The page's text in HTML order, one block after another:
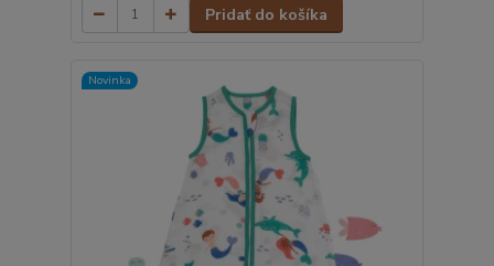
Pridať do košíka
Novinka